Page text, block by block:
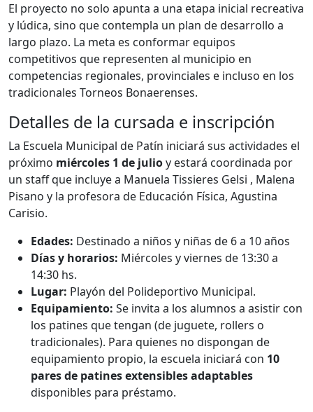
El proyecto no solo apunta a una etapa inicial recreativa
y lúdica, sino que contempla un plan de desarrollo a
largo plazo. La meta es conformar equipos
competitivos que representen al municipio en
competencias regionales, provinciales e incluso en los
tradicionales Torneos Bonaerenses.
Detalles de la cursada e inscripción
La Escuela Municipal de Patín iniciará sus actividades el
próximo miércoles 1 de julioy estará coordinada por
un staff que incluye a Manuela Tissieres Gelsi , Malena
Pisano y la profesora de Educación Física, Agustina
Carisio.
Edades: Destinado a niños y niñas de 6 a 10 años
Días y horarios: Miércoles y viernes de 13:30 a
14:30 hs.
Lugar: Playón del Polideportivo Municipal.
Equipamiento: Se invita a los alumnos a asistir con
los patines que tengan (de juguete, rollers o
tradicionales). Para quienes no dispongan de
equipamiento propio, la escuela iniciará con 10
pares de patines extensibles adaptables
disponibles para préstamo.